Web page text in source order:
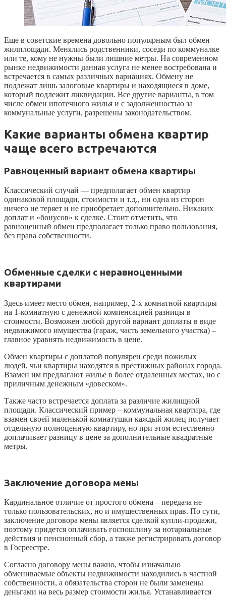
Еще в советские времена довольно популярным был обмен
жилплощади. Менялись родственники, соседи по коммуналке
или те, кому не нужны были лишние метры. На современном
рынке недвижимости данная услуга не менее востребована и
встречается в самых различных вариациях. Обмену не
подлежат лишь залоговые квартиры и находящиеся в доме,
который подлежит ликвидации. Все другие варианты, в том
числе обмен ипотечного жилья и с задолженностью за
коммунальные услуги, разрешены законодательством.
Какие варианты обмена квартир
чаще всего встречаются
Равноценный вариант обмена квартиры
Классический случай — предполагает обмен квартир
одинаковой площади, стоимости и т.д., ни одна из сторон
ничего не теряет и не приобретает дополнительно. Никаких
доплат и «бонусов» к сделке. Стоит отметить, что
равноценный обмен предполагает только право пользования,
без права собственности.
Обменные сделки с неравноценными
квартирами
Здесь имеет место обмен, например, 2-х комнатной квартиры
на 1-комнатную с денежной компенсацией разницы в
стоимости. Возможен любой другой вариант доплаты в виде
недвижимого имущества (гараж, часть земельного участка) –
главное уравнять недвижимость в цене.
Обмен квартиры с доплатой популярен среди пожилых
людей, чьи квартиры находятся в престижных районах города.
Взамен им предлагают жилье в более отдаленных местах, но с
приличным денежным «довеском».
Также часто встречается доплата за различие жилищной
площади. Классический пример – коммунальная квартира, где
взамен своей маленькой комнатушки каждый жилец получает
отдельную полноценную квартиру, но при этом естественно
доплачивает разницу в цене за дополнительные квадратные
метры.
Заключение договора мены
Кардинальное отличие от простого обмена – передача не
только пользовательских, но и имущественных прав. По сути,
заключение договора мены является сделкой купли-продажи,
поэтому придется оплачивать госпошлину за нотариальные
действия и пенсионный сбор, а также регистрировать договор
в Госреестре.
Согласно договору мены важно, чтобы изначально
обмениваемые объекты недвижимости находились в частной
собственности, а обязательства сторон не были заменены
деньгами на весь размер стоимости жилья. Устанавливается